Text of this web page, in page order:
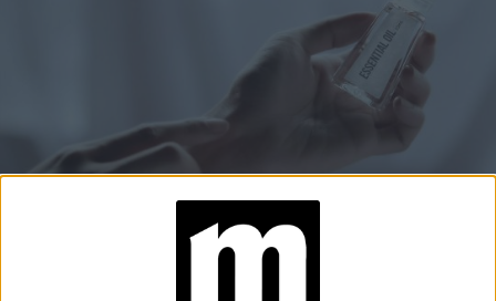
BELLEZA 04-06-2025 11:26